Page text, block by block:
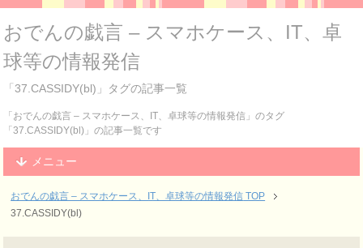
おでんの戯言 – スマホケース、IT、卓
球等の情報発信
「37.CASSIDY(bl)」タグの記事一覧
「おでんの戯言 – スマホケース、IT、卓球等の情報発信」のタグ
「37.CASSIDY(bl)」の記事一覧です
メニュー
おでんの戯言 – スマホケース、IT、卓球等の情報発信 TOP
37.CASSIDY(bl)